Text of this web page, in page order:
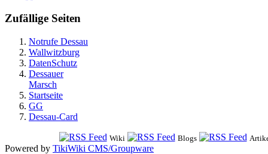
Zufällige Seiten
Notrufe Dessau
Wallwitzburg
DatenSchutz
Dessauer
Marsch
Startseite
GG
Dessau-Card
Wiki Blogs
Powered by TikiWiki CMS/Groupware